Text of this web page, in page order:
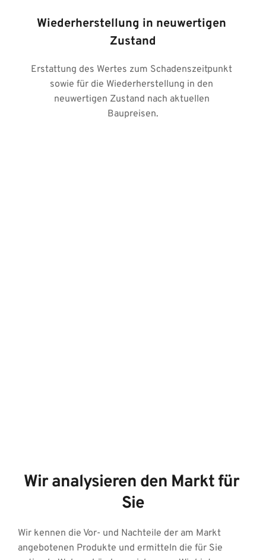
Wiederherstellung in neuwertigen
Zustand
Erstattung des Wertes zum Schadenszeitpunkt
sowie für die Wiederherstellung in den
neuwertigen Zustand nach aktuellen
Baupreisen.
Wir analysieren den Markt für
Sie
Wir kennen die Vor- und Nachteile der am Markt
angebotenen Produkte und ermitteln die für Sie